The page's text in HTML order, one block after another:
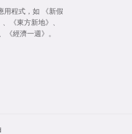
用程式，如
《新假
《東方新地》
《經濟一週》 。